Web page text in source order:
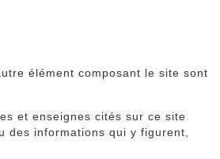
élément composant le site sont
et enseignes cités sur ce site
informations qui y figurent,